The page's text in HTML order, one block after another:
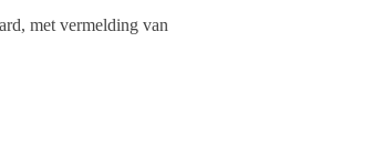
met vermelding van